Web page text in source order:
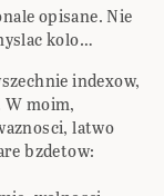
opisane. Nie
kolo…
indexow,
moim,
latwo
bzdetow: